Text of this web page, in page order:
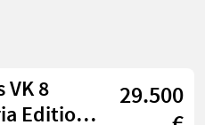
VK 8
Edition 1
29.500